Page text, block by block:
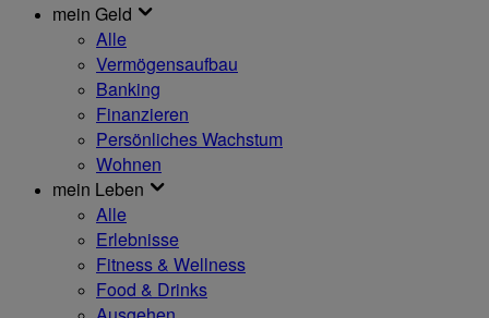
mein Geld
Alle
Vermögensaufbau
Banking
Finanzieren
Persönliches Wachstum
Wohnen
mein Leben
Alle
Erlebnisse
Fitness & Wellness
Food & Drinks